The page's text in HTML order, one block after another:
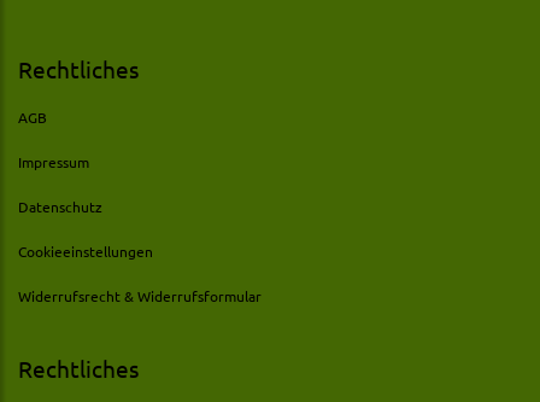
Rechtliches
AGB
Impressum
Datenschutz
Cookieeinstellungen
Widerrufsrecht & Widerrufsformular
Rechtliches